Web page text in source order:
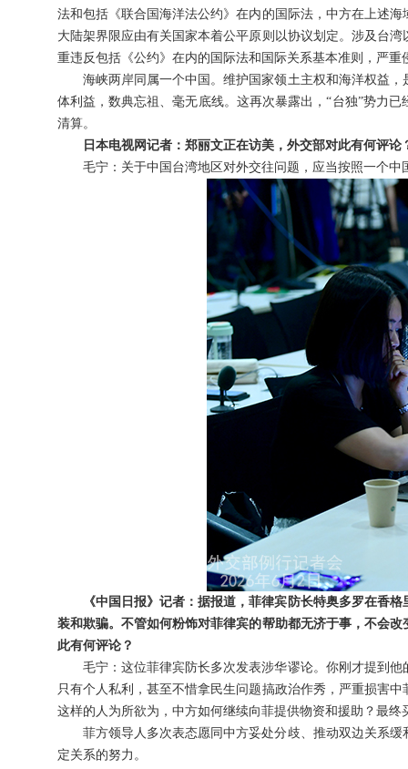
法和包括《联合国海洋法公约》在内的国际法，中方在上述
大陆架界限应由有关国家本着公平原则以协议划定。涉及台
重违反包括《公约》在内的国际法和国际关系基本准则，严
海峡两岸同属一个中国。维护国家领土主权和海洋权益
体利益，数典忘祖、毫无底线。这再次暴露出，“台独”势力
清算。
日本电视网记者：郑丽文正在访美，外交部对此有何评论
毛宁：关于中国台湾地区对外交往问题，应当按照一个中
《中国日报》记者：据报道，菲律宾防长特奥多罗在香
装和欺骗。不管如何粉饰对菲律宾的帮助都无济于事，不会
此有何评论？
毛宁：这位菲律宾防长多次发表涉华谬论。你刚才提到
只有个人私利，甚至不惜拿民生问题搞政治作秀，严重损害
这样的人为所欲为，中方如何继续向菲提供物资和援助？最
菲方领导人多次表态愿同中方妥处分歧、推动双边关系
定关系的努力。